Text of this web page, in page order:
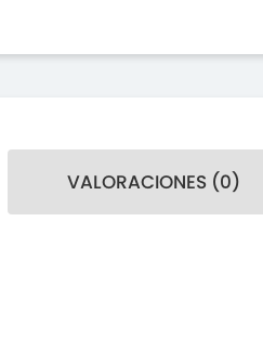
VALORACIONES (0)